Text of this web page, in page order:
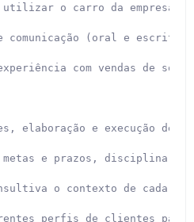
utilizar o carro da
comunicação (oral e escrita)
com vendas de
elaboração e execução de
metas e prazos, disciplina e
o contexto de cada
perfis de clientes para